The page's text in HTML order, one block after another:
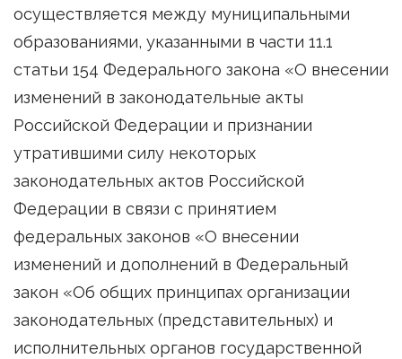
осуществляется между муниципальными
образованиями, указанными в части 11.1
статьи 154 Федерального закона «О внесении
изменений в законодательные акты
Российской Федерации и признании
утратившими силу некоторых
законодательных актов Российской
Федерации в связи с принятием
федеральных законов «О внесении
изменений и дополнений в Федеральный
закон «Об общих принципах организации
законодательных (представительных) и
исполнительных органов государственной